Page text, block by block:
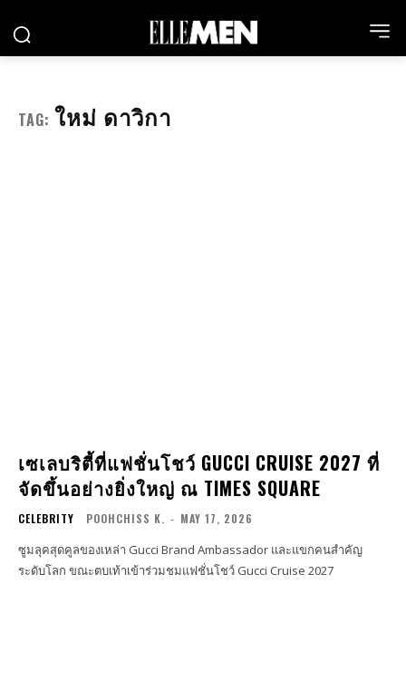
TAG: ใหม่ ดาวิกา
เซเลบริตี้ที่แฟชั่นโชว์ GUCCI CRUISE 2027 ที่
จัดขึ้นอย่างยิ่งใหญ่ ณ TIMES SQUARE
CELEBRITY POOHCHISS K. - MAY 17, 2026
ซูมลุคสุดคูลของเหล่า Gucci Brand Ambassador และแขกคนสำคัญ
ระดับโลก ขณะตบเท้าเข้าร่วมชมแฟชั่นโชว์ Gucci Cruise 2027